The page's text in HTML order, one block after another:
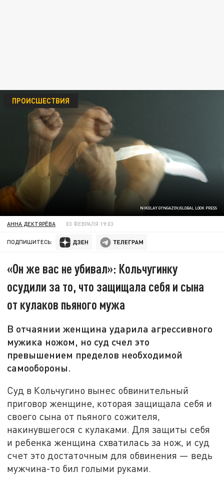
NIKOLAY GYNGAZOV/GLOBAL LOOK PRESS
ПРОИСШЕСТВИЯ
АННА ДЕКТЯРЁВА 03 ФЕВРАЛЯ 19:03
ПОДПИШИТЕСЬ:
«Он же вас не убивал»: Кольчугинку
осудили за то, что защищала себя и сына
от кулаков пьяного мужа
В отчаянии женщина ударила агрессивного
мужика ножом, но суд счел это
превышением пределов необходимой
самообороны.
Суд в Кольчугино вынес обвинительный
приговор женщине, которая защищала себя и
своего сына от пьяного сожителя,
накинувшегося с кулаками. Для защиты себя
и ребенка женщина схватилась за нож, и суд
счет это достаточным для обвинения — ведь
мужчина-то бил голыми руками.